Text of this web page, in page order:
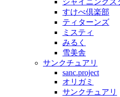
シャイニングス
すけべ倶楽部
ティターンズ
ミスティ
みるく
雪美舎
サンクチュアリ
sanc.project
オリガミ
サンクチュアリ